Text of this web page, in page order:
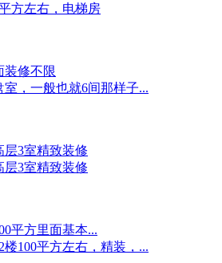
方左右，电梯房
装修不限
，一般也就6间那样子...
3室精致装修
3室精致装修
平方里面基本...
100平方左右，精装，...